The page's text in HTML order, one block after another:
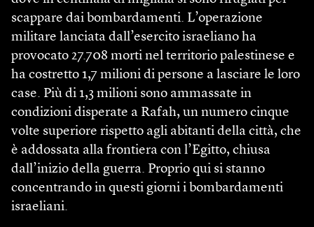
scappare dai bombardamenti. L’operazione
militare lanciata dall’esercito israeliano ha
provocato 27.708 morti nel territorio palestinese e
ha costretto 1,7 milioni di persone a lasciare le loro
case. Più di 1,3 milioni sono ammassate in
condizioni disperate a Rafah, un numero cinque
volte superiore rispetto agli abitanti della città, che
è addossata alla frontiera con l’Egitto, chiusa
dall’inizio della guerra. Proprio qui si stanno
concentrando in questi giorni i bombardamenti
israeliani.